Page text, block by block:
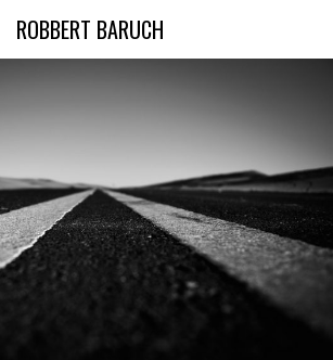
ROBBERT BARUCH